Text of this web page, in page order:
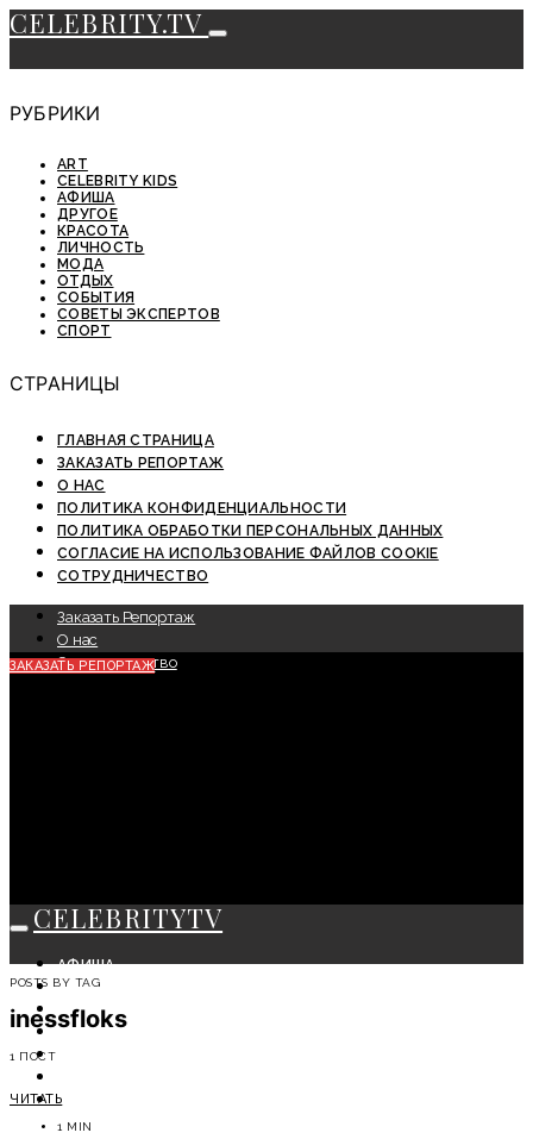
CELEBRITY.TV
РУБРИКИ
ART
CELEBRITY KIDS
АФИША
ДРУГОЕ
КРАСОТА
ЛИЧНОСТЬ
МОДА
ОТДЫХ
СОБЫТИЯ
СОВЕТЫ ЭКСПЕРТОВ
СПОРТ
СТРАНИЦЫ
ГЛАВНАЯ СТРАНИЦА
ЗАКАЗАТЬ РЕПОРТАЖ
О НАС
ПОЛИТИКА КОНФИДЕНЦИАЛЬНОСТИ
ПОЛИТИКА ОБРАБОТКИ ПЕРСОНАЛЬНЫХ ДАННЫХ
СОГЛАСИЕ НА ИСПОЛЬЗОВАНИЕ ФАЙЛОВ COOKIE
СОТРУДНИЧЕСТВО
Заказать Репортаж
О нас
Сотрудничество
ЗАКАЗАТЬ РЕПОРТАЖ
CELEBRITYTV
АФИША
СОБЫТИЯ
КРАСОТА
МОДА
СОВЕТЫ ЭКСПЕРТОВ
POSTS BY TAG
inessfloks
1 ПОСТ
ЧИТАТЬ
1 MIN